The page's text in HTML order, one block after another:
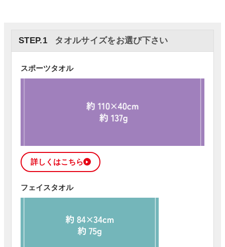
STEP.1 タオルサイズをお選び下さい
スポーツタオル
詳しくはこちら
フェイスタオル